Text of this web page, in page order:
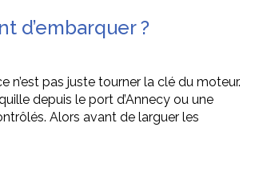
d’embarquer ?
n’est pas juste tourner la clé du moteur.
depuis le port d’Annecy ou une
Alors avant de larguer les